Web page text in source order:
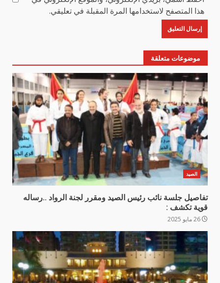
هذا المتصفح لاستخدامها المرة المقبلة في تعليقي.
موضوعات متعلقة
الصيد
تفاصيل جلسة نائب رئيس الصيد ومقرر لجنة الرواد ..رساله
قوية تكشف :